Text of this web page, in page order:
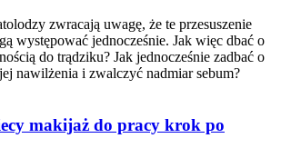
zwracają uwagę, że te przesuszenie
występować jednocześnie. Jak więc dbać o
do trądziku? Jak jednocześnie zadbać o
nawilżenia i zwalczyć nadmiar sebum?
makijaż do pracy krok po